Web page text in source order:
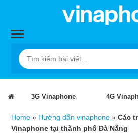
3G Vinaphone 4G
Home » Hướng dẫn vinaphone » Các
Vinaphone tại thành phố Đà Nẵng